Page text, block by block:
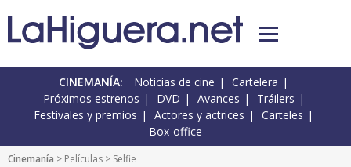
CINEMANÍA: Noticias de cine
Cartelera
Próximos estrenos
DVD Avances
Tráilers
Festivales y premios
Actores y actrices
Carteles
Box-office
Cinemanía > Películas > Selfie